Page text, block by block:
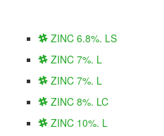
ZINC 6.8%. LS
ZINC 7%. L
ZINC 7%. L
ZINC 8%. LC
ZINC 10%. L